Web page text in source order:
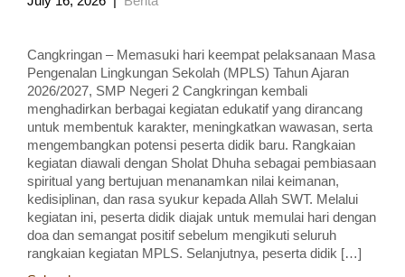
Cangkringan – Memasuki hari keempat pelaksanaan Masa
Pengenalan Lingkungan Sekolah (MPLS) Tahun Ajaran
2026/2027, SMP Negeri 2 Cangkringan kembali
menghadirkan berbagai kegiatan edukatif yang dirancang
untuk membentuk karakter, meningkatkan wawasan, serta
mengembangkan potensi peserta didik baru. Rangkaian
kegiatan diawali dengan Sholat Dhuha sebagai pembiasaan
spiritual yang bertujuan menanamkan nilai keimanan,
kedisiplinan, dan rasa syukur kepada Allah SWT. Melalui
kegiatan ini, peserta didik diajak untuk memulai hari dengan
doa dan semangat positif sebelum mengikuti seluruh
rangkaian kegiatan MPLS. Selanjutnya, peserta didik […]